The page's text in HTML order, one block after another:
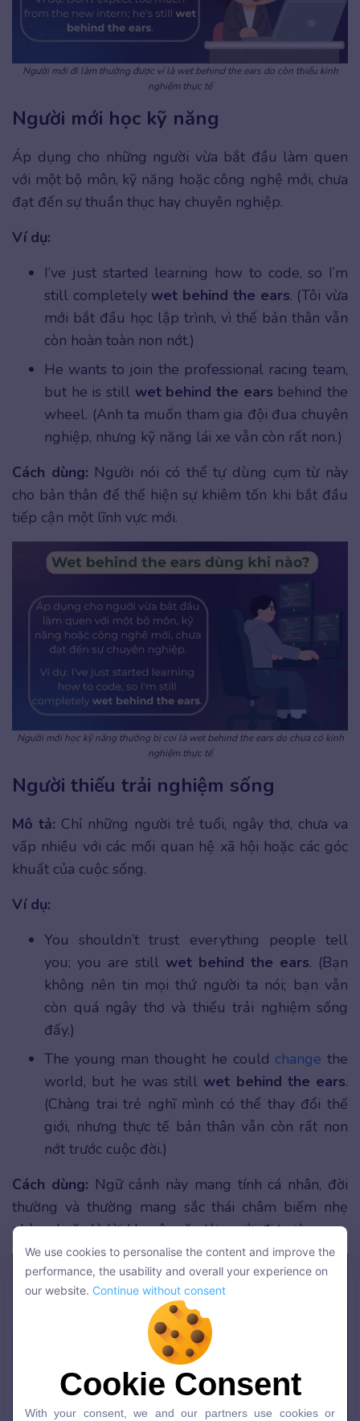
Người mới đi làm thường được ví là wet behind the ears do còn thiếu kinh
nghiệm thực tế
Người mới học kỹ năng
Áp dụng cho những người vừa bắt đầu làm quen
với một bộ môn, kỹ năng hoặc công nghệ mới, chưa
đạt đến sự thuần thục hay chuyên nghiệp.
Ví dụ:
I’ve just started learning how to code, so I’m
still completely wet behind the ears. (Tôi vừa
mới bắt đầu học lập trình, vì thế bản thân vẫn
còn hoàn toàn non nớt.)
He wants to join the professional racing team,
but he is still wet behind the ears behind the
wheel. (Anh ta muốn tham gia đội đua chuyên
nghiệp, nhưng kỹ năng lái xe vẫn còn rất non.)
Cách dùng: Người nói có thể tự dùng cụm từ này
cho bản thân để thể hiện sự khiêm tốn khi bắt đầu
tiếp cận một lĩnh vực mới.
Người mới học kỹ năng thường bị coi là wet behind the ears do chưa có kinh
nghiệm thực tế
Người thiếu trải nghiệm sống
Mô tả: Chỉ những người trẻ tuổi, ngây thơ, chưa va
vấp nhiều với các mối quan hệ xã hội hoặc các góc
khuất của cuộc sống.
Ví dụ:
You shouldn’t trust everything people tell
you; you are still wet behind the ears. (Bạn
không nên tin mọi thứ người ta nói; bạn vẫn
còn quá ngây thơ và thiếu trải nghiệm sống
đấy.)
The young man thought he could change the
world, but he was still wet behind the ears.
(Chàng trai trẻ nghĩ mình có thể thay đổi thế
giới, nhưng thực tế bản thân vẫn còn rất non
nớt trước cuộc đời.)
Cách dùng: Ngữ cảnh này mang tính cá nhân, đời
thường và thường mang sắc thái châm biếm nhẹ
nhàng hoặc là lời khuyên răn từ người đi trước.
We use cookies to personalise the content and improve the
performance, the usability and overall your experience on
Continue without consent
Cookie Consent
We use cookies to personalise the content and improve the
performance, the usability and overall your experience on
our website. Continue without consent
Cookie Consent
With your consent, we and our partners use cookies or